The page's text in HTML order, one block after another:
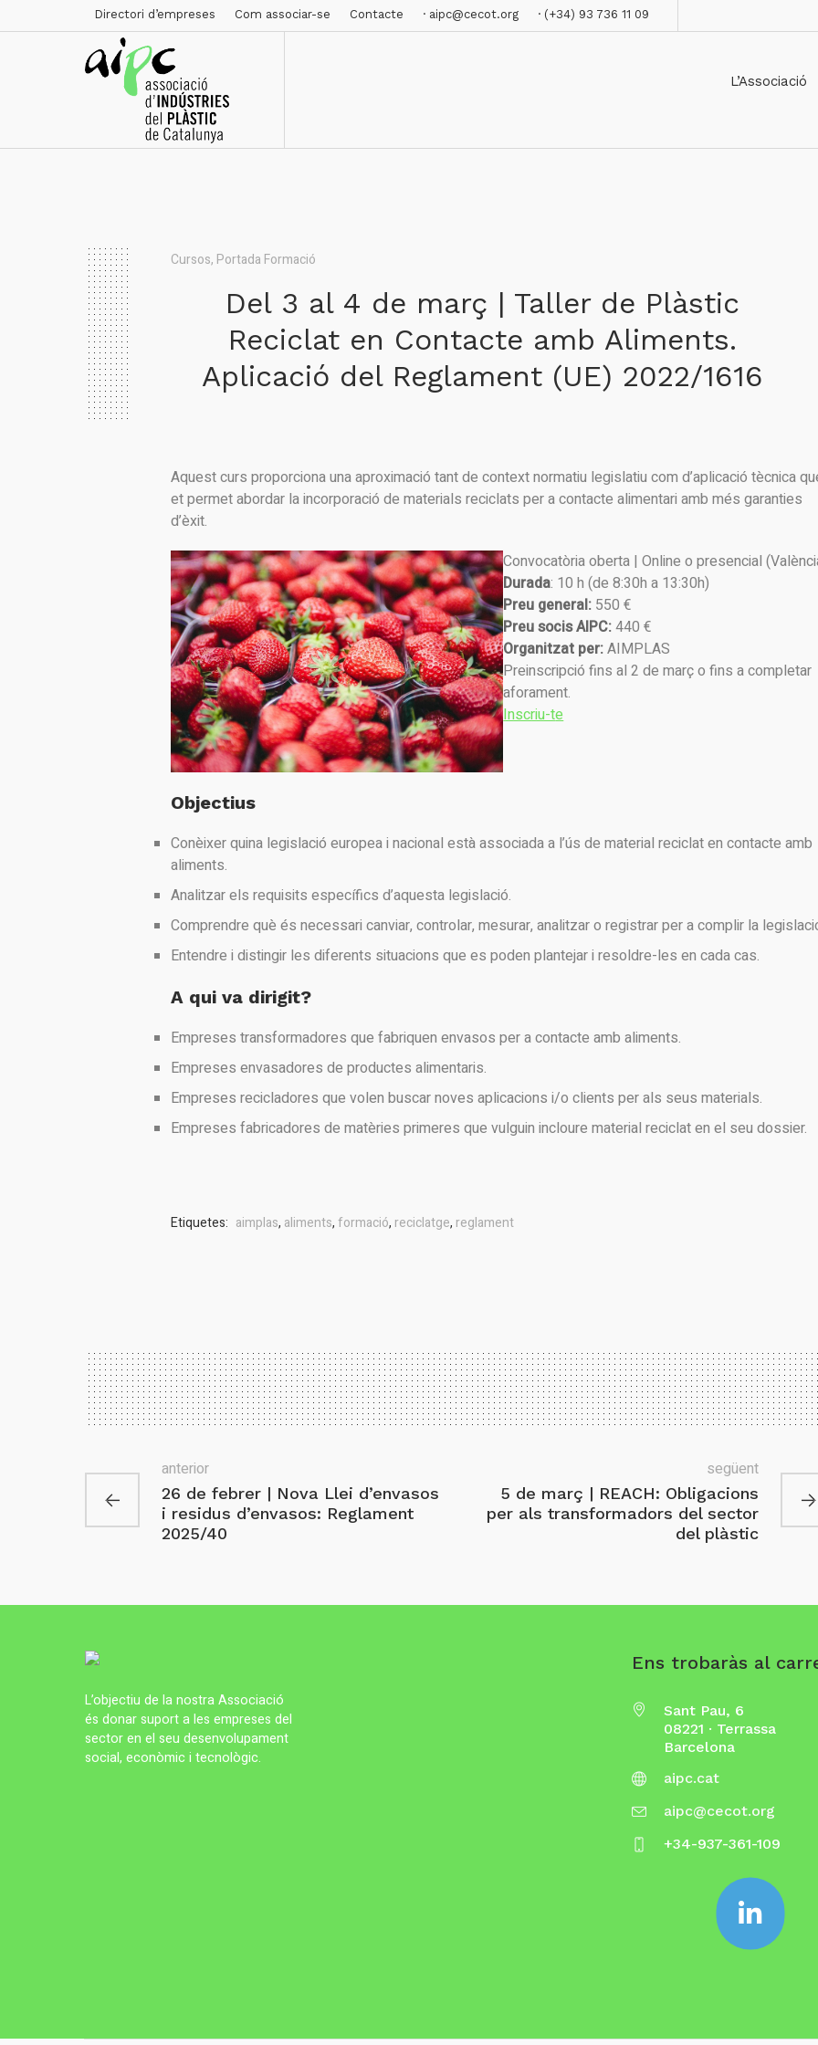
Directori d’empreses Com associar-se Contacte · aipc@cecot.org · (+34) 93 736 11 09
L’Associació
Cursos, Portada Formació
Del 3 al 4 de març | Taller de Plàstic
Reciclat en Contacte amb Aliments.
Aplicació del Reglament (UE) 2022/1616
Aquest curs proporciona una aproximació tant de context normatiu legislatiu com d’aplicació tècnica
et permet abordar la incorporació de materials reciclats per a contacte alimentari amb més garanties
d’èxit.
Convocatòria oberta | Online o presencial
Durada: 10 h (de 8:30h a 13:30h)
Preu general: 550 €
Preu socis AIPC:440 €
Organitzat per:AIMPLAS
Preinscripció fins al 2 de març o fins a completar
aforament.
Inscriu-te
Objectius
Conèixer quina legislació europea i nacional està associada a l’ús de material reciclat en contacte amb
aliments.
Analitzar els requisits específics d’aquesta legislació.
Comprendre què és necessari canviar, controlar, mesurar, analitzar o registrar per a complir la
Entendre i distingir les diferents situacions que es poden plantejar i resoldre-les en cada cas.
A qui va dirigit?
Empreses transformadores que fabriquen envasos per a contacte amb aliments.
Empreses envasadores de productes alimentaris.
Empreses recicladores que volen buscar noves aplicacions i/o clients per als seus materials.
Empreses fabricadores de matèries primeres que vulguin incloure material reciclat en el seu dossier.
Etiquetes: aimplas, aliments,formació, reciclatge, reglament
26 de febrer | Nova Llei d’envasos
i residus d’envasos: Reglament
2025/40
anterior
5 de març | REACH: Obligacions
per als transformadors del sector
del plàstic
següent
L’objectiu de la nostra Associació
és donar suport a les empreses del
sector en el seu desenvolupament
social, econòmic i tecnològic.
Ens trobaràs al
Sant Pau, 6
08221 · Terrassa
Barcelona
aipc.cat
aipc@cecot.org
+34-937-361-109